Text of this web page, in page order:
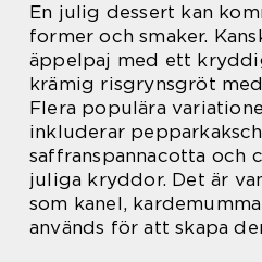
En julig dessert kan
former och smaker.
äppelpaj med ett
krämig risgrynsgröt
Flera populära
inkluderar
saffranspannacotta och
juliga kryddor. Det är
som kanel,
används för att skapa